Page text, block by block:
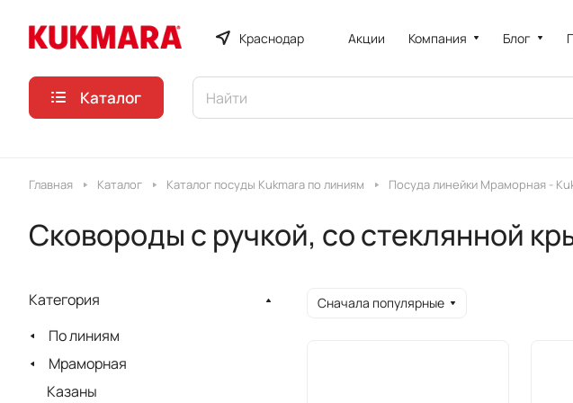
Краснодар Акции Компания Блог
Каталог
Главная Каталог Каталог посуды Kukmara по линиям Посуда линейки Мраморная -
Сковороды с ручкой, со стеклянной
Сначала популярные
Категория
По линиям
Мраморная
Казаны